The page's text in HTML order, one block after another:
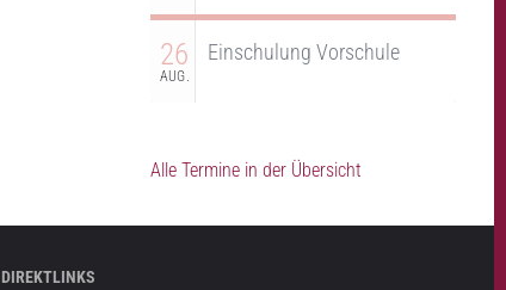
26
AUG.
Einschulung Vorschule
Alle Termine in der Übersicht
DIREKTLINKS